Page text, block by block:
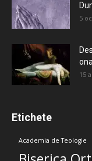
5
15
Etichete
Academia de Teologie